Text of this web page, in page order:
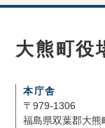
大熊町役
本庁舎
〒979-1306
福島県双葉郡大